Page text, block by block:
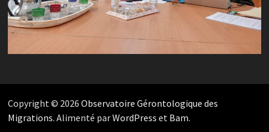
Copyright © 2026 Observatoire Gérontologique des
Migrations. Alimenté parWordPress et Bam.